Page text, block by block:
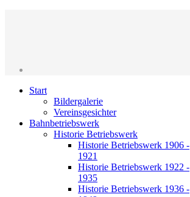
Start
Bildergalerie
Vereinsgesichter
Bahnbetriebswerk
Historie Betriebswerk
Historie Betriebswerk 1906 -
1921
Historie Betriebswerk 1922 -
1935
Historie Betriebswerk 1936 -